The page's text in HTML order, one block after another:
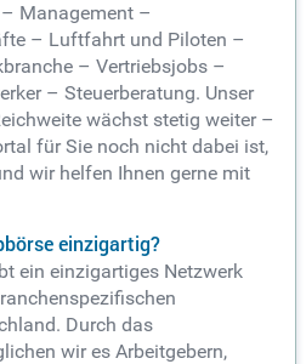
Management –
– Luftfahrt und Piloten –
– Vertriebsjobs –
– Steuerberatung. Unser
wächst stetig weiter –
für Sie noch nicht dabei ist,
wir helfen Ihnen gerne mit
einzigartig?
ein einzigartiges Netzwerk
Durch das
wir es Arbeitgebern,